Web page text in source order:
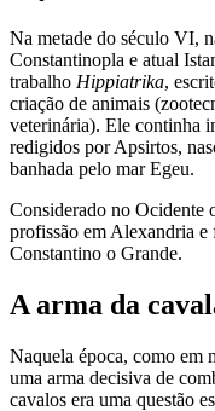
Na metade do século VI,
Constantinopla e atual
trabalho Hippiatrika,
criação de animais
veterinária). Ele continha
redigidos por Apsirtos,
banhada pelo mar Egeu.
Considerado no Ocidente
profissão em Alexandria
Constantino o Grande.
A arma da
Naquela época, como em
uma arma decisiva de
cavalos era uma questão